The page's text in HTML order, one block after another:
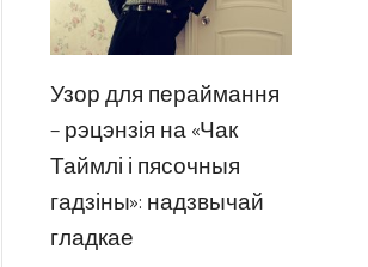
Узор для пераймання
– рэцэнзія на «Чак
Таймлі і пясочныя
гадзіны»: надзвычай
гладкае